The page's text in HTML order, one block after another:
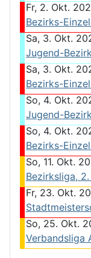
Fr, 2. Okt.
Bezirks-
Sa, 3. Okt.
Jugend-
Sa, 3. Okt.
Bezirks-
So, 4. Okt.
Jugend-
So, 4. Okt.
Bezirks-
So, 11. Okt.
Bezirksliga,
Fr, 23. Okt.
So, 25. Okt.
Verbandsliga